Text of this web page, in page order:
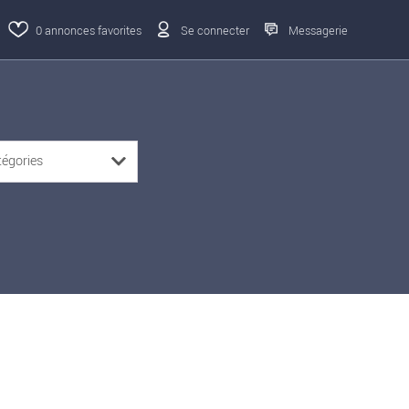
0annonces favorites Se connecter Messagerie